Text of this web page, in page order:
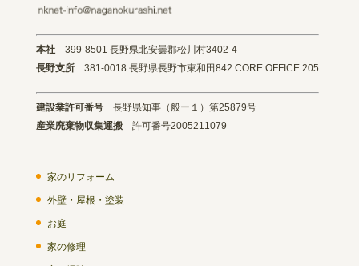
本社 399-8501 長野県北安曇郡松川村3402-4
長野支所 381-0018 長野県長野市東和田842 CORE OFFICE 205
建設業許可番号 長野県知事（般ー１）第25879号
産業廃棄物収集運搬 許可番号2005211079
家のリフォーム
外壁・屋根・塗装
お庭
家の修理